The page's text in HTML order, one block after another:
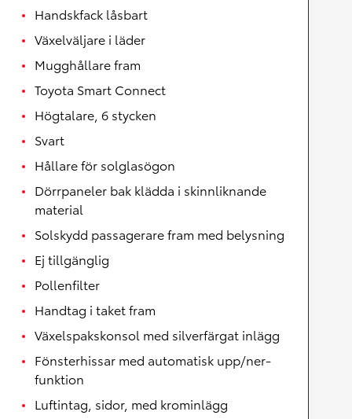
Handskfack låsbart
Växelväljare i läder
Mugghållare fram
Toyota Smart Connect
Högtalare, 6 stycken
Svart
Hållare för solglasögon
Dörrpaneler bak klädda i skinnliknande
material
Solskydd passagerare fram med belysning
Ej tillgänglig
Pollenfilter
Handtag i taket fram
Växelspakskonsol med silverfärgat inlägg
Fönsterhissar med automatisk upp/ner-
funktion
Luftintag, sidor, med krominlägg